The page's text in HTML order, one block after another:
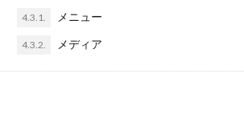
4.3.1. メニュー
4.3.2. メディア